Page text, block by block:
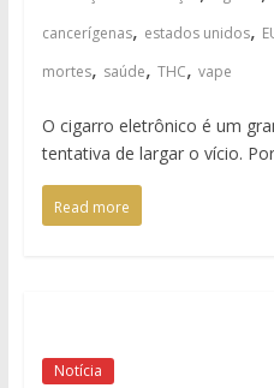
cancerígenas, estados unidos,
mortes, saúde, THC, vape
O cigarro eletrônico é um
tentativa de largar o vício.
Read more
Notícia